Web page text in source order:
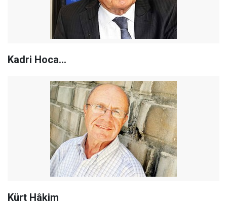
Kadri Hoca…
Kürt Hâkim